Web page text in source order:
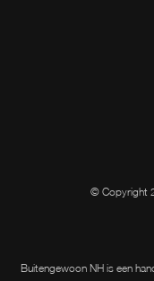
© Copyright
Buitengewoon NH is een